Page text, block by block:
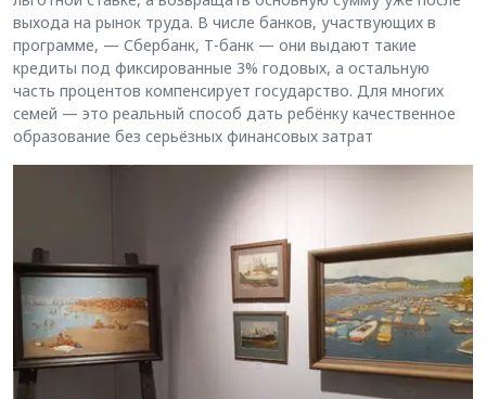
выхода на рынок труда. В числе банков, участвующих в
программе, — Сбербанк, Т-банк — они выдают такие
кредиты под фиксированные 3% годовых, а остальную
часть процентов компенсирует государство. Для многих
семей — это реальный способ дать ребёнку качественное
образование без серьёзных финансовых затрат